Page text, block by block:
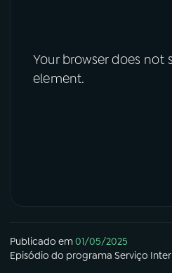
Your browser does not
element.
Publicado em01/05/2025
Episódio do programa Serviço